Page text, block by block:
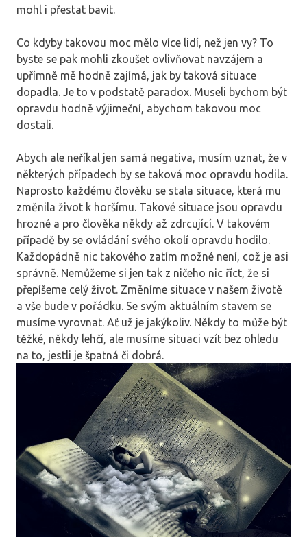
mohl i přestat bavit.
Co kdyby takovou moc mělo více lidí, než jen vy? To
byste se pak mohli zkoušet ovlivňovat navzájem a
upřímně mě hodně zajímá, jak by taková situace
dopadla. Je to v podstatě paradox. Museli bychom být
opravdu hodně výjimeční, abychom takovou moc
dostali.
Abych ale neříkal jen samá negativa, musím uznat, že v
některých případech by se taková moc opravdu hodila.
Naprosto každému člověku se stala situace, která mu
změnila život k horšímu. Takové situace jsou opravdu
hrozné a pro člověka někdy až zdrcující. V takovém
případě by se ovládání svého okolí opravdu hodilo.
Každopádně nic takového zatím možné není, což je asi
správně. Nemůžeme si jen tak z ničeho nic říct, že si
přepíšeme celý život. Změníme situace v našem životě
a vše bude v pořádku. Se svým aktuálním stavem se
musíme vyrovnat. Ať už je jakýkoliv. Někdy to může být
těžké, někdy lehčí, ale musíme situaci vzít bez ohledu
na to, jestli je špatná či dobrá.